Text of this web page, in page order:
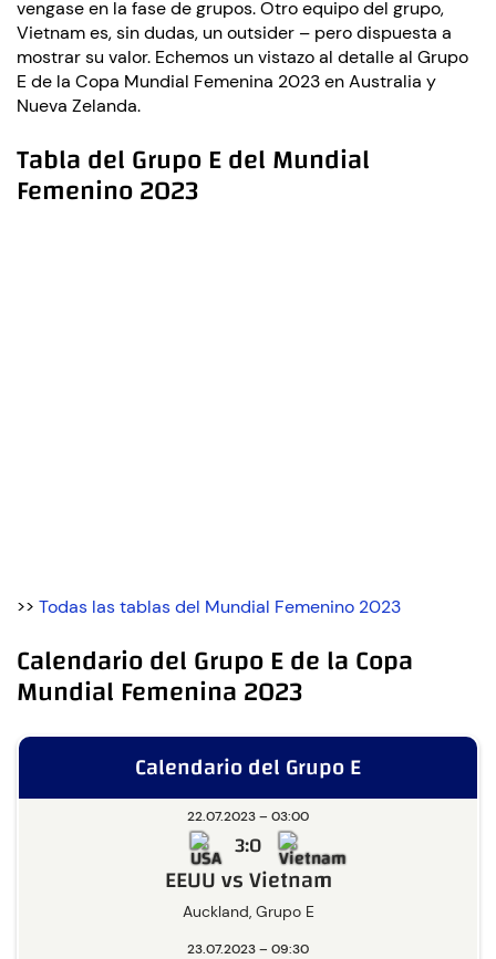
vengase en la fase de grupos. Otro equipo del grupo,
Vietnam es, sin dudas, un outsider – pero dispuesta a
mostrar su valor. Echemos un vistazo al detalle al Grupo
E de la Copa Mundial Femenina 2023 en Australia y
Nueva Zelanda.
Tabla del Grupo E del Mundial
Femenino 2023
>> Todas las tablas del Mundial Femenino 2023
Calendario del Grupo E de la Copa
Mundial Femenina 2023
Calendario del Grupo E
22.07.2023 – 03:00
Auckland, Grupo E
3:0
EEUU vs Vietnam
23.07.2023 – 09:30